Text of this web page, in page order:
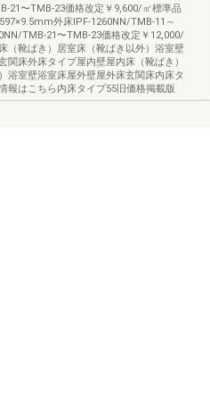
〜TMB‐23価格改定￥9,600/㎡標準品
外床IPF‐1260NN/TMB‐11～
TMB‐21〜TMB‐23価格改定￥12,000/
（靴ばき）居室床（靴ばき以外）浴室壁
関床外床タイプ屋内壁屋内床（靴ばき）
浴室壁浴室床屋外壁屋外床玄関床内床タ
報はこちら内床タイプ55旧価格掲載版